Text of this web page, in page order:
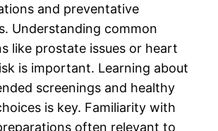
and preventative
Understanding common
like prostate issues or heart
is important. Learning about
screenings and healthy
is key. Familiarity with
often relevant to